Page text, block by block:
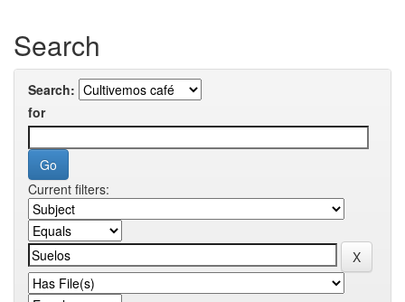
Search
Search:
for
Current filters: